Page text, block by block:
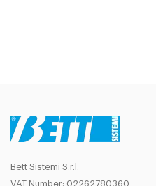
Bett Sistemi S.r.l.
VAT Number: 02262780360